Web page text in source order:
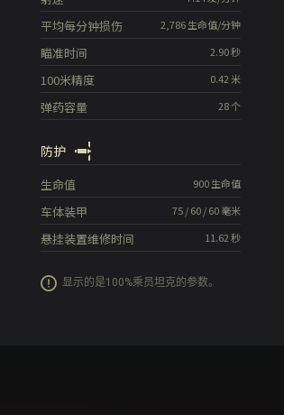
2,786生命值/分钟
平均每分钟损伤
2.90秒
瞄准时间
0.42米
100米精度
28个
弹药容量
防护
900生命值
生命值
75/60/60毫米
车体装甲
11.62秒
悬挂装置维修时间
显示的是100%乘员坦克的参数。